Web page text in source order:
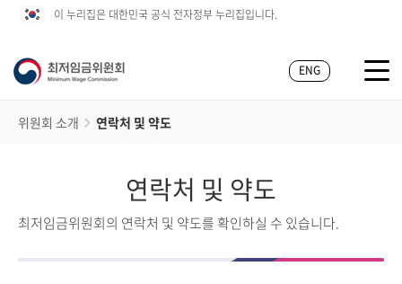
이 누리집은 대한민국 공식 전자정부 누리집입니다.
ENG
위원회 소개 연락처 및 약도
연락처 및 약도
최저임금위원회의 연락처 및 약도를 확인하실 수 있습니다.